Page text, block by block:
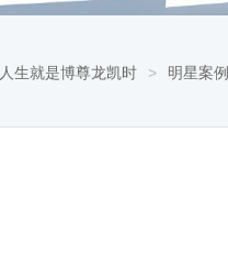
人生就是博尊龙凯时 > 明星案例